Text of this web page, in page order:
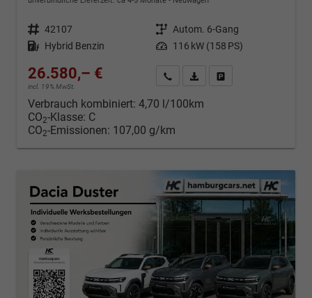
Fahrzeugnr. 42107 Getriebe Autom. 6-Gang
Kraftstoff Hybrid Benzin Leistung 116 kW (158 PS)
26.580,– €
incl. 19% MwSt.
Kontakt & Angebot anfordern
PDF-Datei, Fahrzeugexposé
Verbrauch kombiniert: 4,70 l/100km
CO2-Klasse: C
CO2-Emissionen: 107,00 g/km